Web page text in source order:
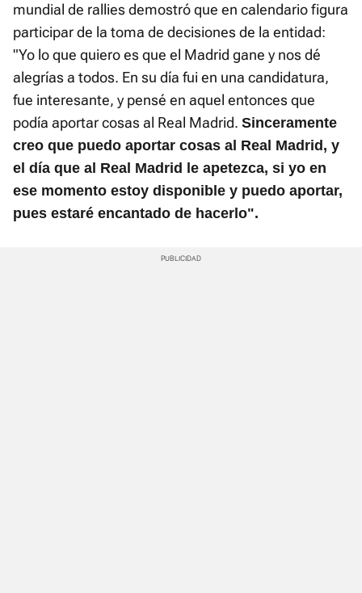
mundial de rallies demostró que en calendario figura
participar de la toma de decisiones de la entidad:
"Yo lo que quiero es que el Madrid gane y nos dé
alegrías a todos. En su día fui en una candidatura,
fue interesante, y pensé en aquel entonces que
podía aportar cosas al Real Madrid. Sinceramente
creo que puedo aportar cosas al Real Madrid, y
el día que al Real Madrid le apetezca, si yo en
ese momento estoy disponible y puedo aportar,
pues estaré encantado de hacerlo".